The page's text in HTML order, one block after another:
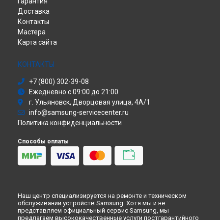
Ремонт VR очков Samsung в
Ремонт VR очков Samsung в
Ремонт VR очков Samsung в
Ремонт VR очков Samsung в
Наушники
Принтер
Саундбар
Сабвуфер
Холодильник
Моноблок
Атс
Смарт-часы
Варочная панель
Посудомоечная машина
Морозильная камера
Кондиционер
Духовой шкаф
Вытяжка
Доставка
Контакты
Мастера
Карта сайта
КОНТАКТЫ
+7 (800) 302-39-08
Ежедневно с 09:00 до 21:00
г. Ульяновск, Дворцовая улица, 4А/1
info@samsung-servicecenter.ru
Политика конфиденциальности
Способы оплаты
Наш центр специализируется на ремонте и техническом
обслуживании устройств Samsung. Хотя мы и не
представляем официальный сервис Samsung, мы
предлагаем высококачественные услуги постгарантийного